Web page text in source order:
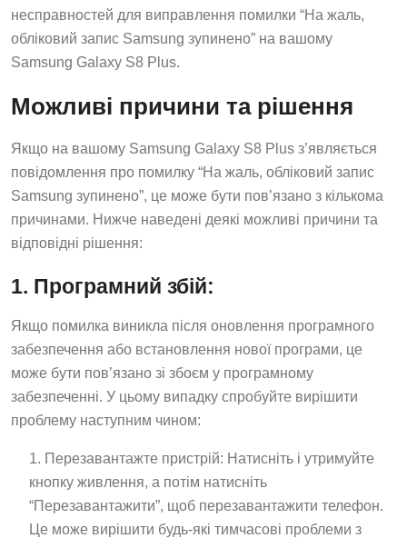
несправностей для виправлення помилки “На жаль,
обліковий запис Samsung зупинено” на вашому
Samsung Galaxy S8 Plus.
Можливі причини та рішення
Якщо на вашому Samsung Galaxy S8 Plus з’являється
повідомлення про помилку “На жаль, обліковий запис
Samsung зупинено”, це може бути пов’язано з кількома
причинами. Нижче наведені деякі можливі причини та
відповідні рішення:
1. Програмний збій:
Якщо помилка виникла після оновлення програмного
забезпечення або встановлення нової програми, це
може бути пов’язано зі збоєм у програмному
забезпеченні. У цьому випадку спробуйте вирішити
проблему наступним чином:
Перезавантажте пристрій: Натисніть і утримуйте
кнопку живлення, а потім натисніть
“Перезавантажити”, щоб перезавантажити телефон.
Це може вирішити будь-які тимчасові проблеми з